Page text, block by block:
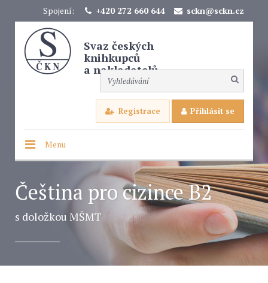
Spojení: +420 272 660 644 sckn@sckn.cz
Svaz českých
knihkupců
a nakladatelů
Registrace Přihlásit se
Menu
Čeština pro cizince B2
s doložkou MŠMT